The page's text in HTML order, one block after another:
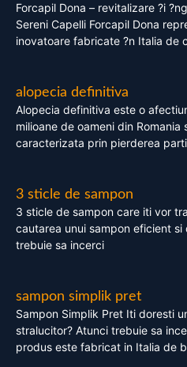
Forcapil Dona – revitalizare ?i
Sereni Capelli Forcapil Dona
inovatoare fabricate ?n Italia de
alopecia definitiva
Alopecia definitiva este o
milioane de oameni din
caracterizata prin pierderea
3 sticle de sampon
3 sticle de sampon care iti vor
cautarea unui sampon eficient
trebuie sa incerci
sampon simplik pret
Sampon Simplik Pret Iti doresti
stralucitor? Atunci trebuie sa
produs este fabricat in Italia de